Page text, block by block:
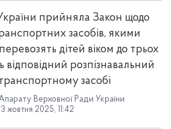
прийняла Закон щодо
засобів, якими
дітей віком до трьох
відповідний розпізнавальний
засобі
Верховної Ради України
жовтня 2025, 11:42